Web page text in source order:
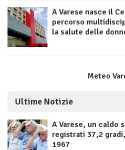
A Varese nasce il
percorso
la salute delle
Meteo
Ultime Notizie
A Varese, un caldo
registrati 37,2
1967